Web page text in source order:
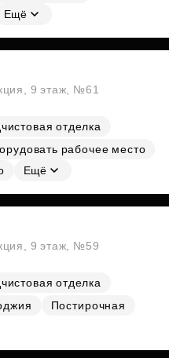
Ещё
9 этаж, №61
отделка
рабочее место
Ещё
9 этаж, №59
отделка
Постирочная